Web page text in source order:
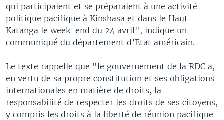
qui participaient et se préparaient à une activité
politique pacifique à Kinshasa et dans le Haut
Katanga le week-end du 24 avril", indique un
communiqué du département d’Etat américain.
Le texte rappelle que "le gouvernement de la RDC a,
en vertu de sa propre constitution et ses obligations
internationales en matière de droits, la
responsabilité de respecter les droits de ses citoyens,
y compris les droits à la liberté de réunion pacifique